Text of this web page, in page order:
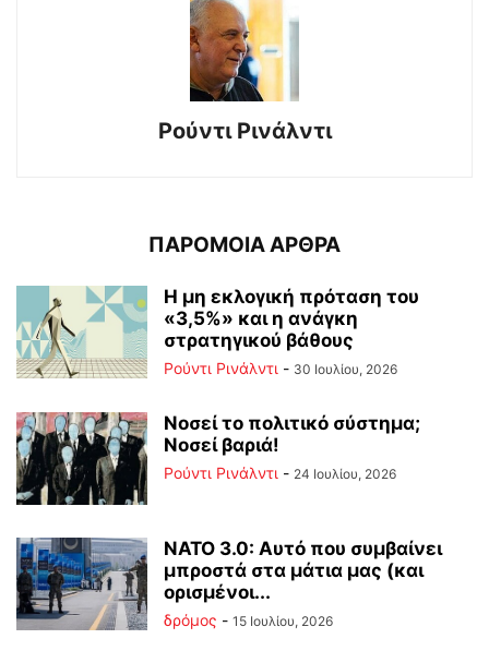
Ρούντι Ρινάλντι
ΠΑΡΟΜΟΙΑ ΑΡΘΡΑ
Η μη εκλογική πρόταση του
«3,5%» και η ανάγκη
στρατηγικού βάθους
Ρούντι Ρινάλντι - 30 Ιουλίου, 2026
Νοσεί το πολιτικό σύστημα;
Νοσεί βαριά!
Ρούντι Ρινάλντι - 24 Ιουλίου, 2026
ΝΑΤΟ 3.0: Αυτό που συμβαίνει
μπροστά στα μάτια μας (και
ορισμένοι...
δρόμος - 15 Ιουλίου, 2026